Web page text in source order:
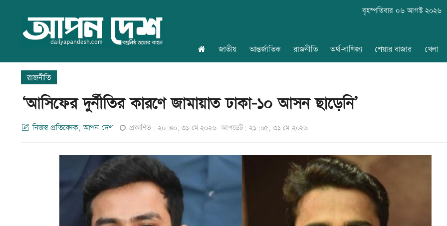
বৃহস্পতিবার ০৬ আগস্ট ২০২৬
জাতীয় আন্তর্জাতিক রাজনীতি অর্থ-বাণিজ্য শেয়ার বাজার খেলা
রাজনীতি
‘আসিফের দুর্নীতির কারণে জামায়াত ঢাকা-১০ আসন ছাড়েনি’
নিজস্ব প্রতিবেদক, আপন দেশ প্রকাশিত: ২০:৪০, ৩১ মে ২০২৬ আপডেট: ২১:০৫, ৩১ মে ২০২৬